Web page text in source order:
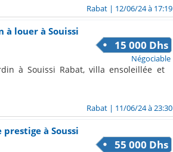
Rabat| 12/06/24 à 17:19
à louer à Souissi
15 000 Dhs
Négociable
à Souissi Rabat, villa ensoleillée et
Rabat| 11/06/24 à 23:30
à Soussi
55 000 Dhs